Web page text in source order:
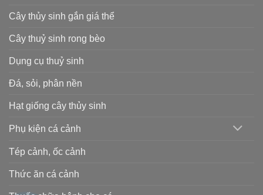
Cây thủy sinh gắn giá thể
Cây thuỷ sinh rong bèo
Dụng cụ thuỷ sinh
Đá, sỏi, phân nền
Hạt giống cây thủy sinh
Phụ kiện cá cảnh
Tép cảnh, ốc cảnh
Thức ăn cá cảnh